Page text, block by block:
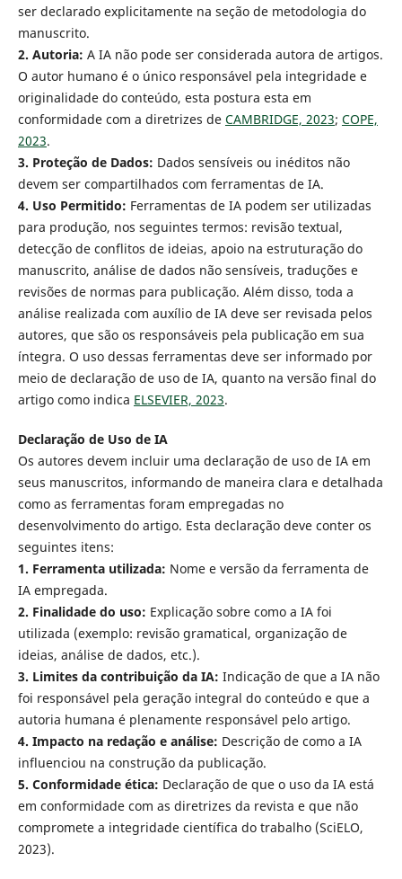
ser declarado explicitamente na seção de metodologia do
manuscrito.
2. Autoria: A IA não pode ser considerada autora de artigos.
O autor humano é o único responsável pela integridade e
originalidade do conteúdo, esta postura esta em
conformidade com a diretrizes de CAMBRIDGE, 2023; COPE,
2023.
3. Proteção de Dados: Dados sensíveis ou inéditos não
devem ser compartilhados com ferramentas de IA.
4. Uso Permitido: Ferramentas de IA podem ser utilizadas
para produção, nos seguintes termos: revisão textual,
detecção de conflitos de ideias, apoio na estruturação do
manuscrito, análise de dados não sensíveis, traduções e
revisões de normas para publicação. Além disso, toda a
análise realizada com auxílio de IA deve ser revisada pelos
autores, que são os responsáveis pela publicação em sua
íntegra. O uso dessas ferramentas deve ser informado por
meio de declaração de uso de IA, quanto na versão final do
artigo como indica ELSEVIER, 2023.
Declaração de Uso de IA
Os autores devem incluir uma declaração de uso de IA em
seus manuscritos, informando de maneira clara e detalhada
como as ferramentas foram empregadas no
desenvolvimento do artigo. Esta declaração deve conter os
seguintes itens:
1. Ferramenta utilizada: Nome e versão da ferramenta de
IA empregada.
2. Finalidade do uso: Explicação sobre como a IA foi
utilizada (exemplo: revisão gramatical, organização de
ideias, análise de dados, etc.).
3. Limites da contribuição da IA: Indicação de que a IA não
foi responsável pela geração integral do conteúdo e que a
autoria humana é plenamente responsável pelo artigo.
4. Impacto na redação e análise: Descrição de como a IA
influenciou na construção da publicação.
5. Conformidade ética: Declaração de que o uso da IA está
em conformidade com as diretrizes da revista e que não
compromete a integridade científica do trabalho (SciELO,
2023).